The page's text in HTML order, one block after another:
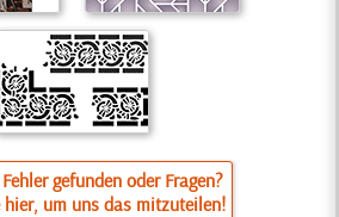
gefunden oder Fragen?
hier, um uns das mitzuteilen!